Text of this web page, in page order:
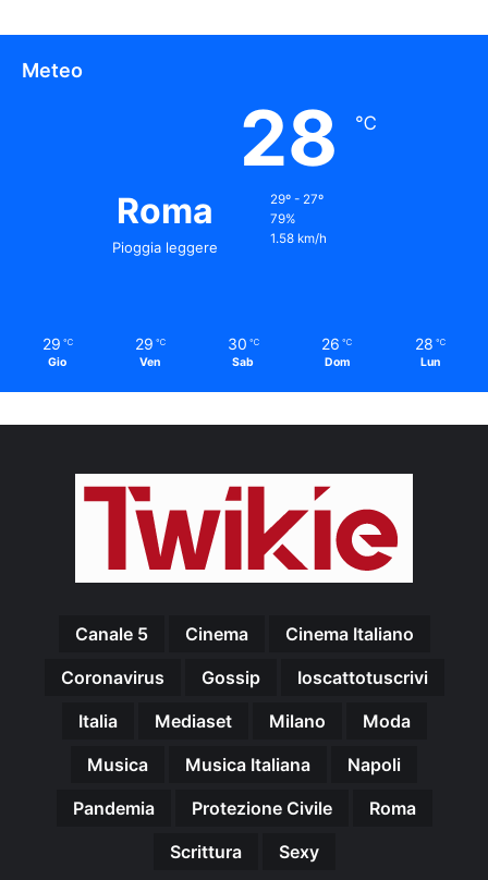
Meteo
Roma
Pioggia leggere
28 ℃
29º - 27º
79%
1.58 km/h
29 ℃
Gio
29 ℃
Ven
30 ℃
Sab
26 ℃
Dom
28 ℃
Lun
Canale 5 Cinema
Cinema Italiano
Coronavirus
Gossip
Ioscattotuscrivi
Italia
Mediaset Milano
Moda
Musica
Musica Italiana
Napoli
Pandemia
Protezione Civile
Roma
Scrittura
Sexy